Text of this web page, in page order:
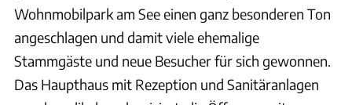
Wohnmobilpark am See einen ganz besonderen Ton
angeschlagen und damit viele ehemalige
Stammgäste und neue Besucher für sich gewonnen.
Das Haupthaus mit Rezeption und Sanitäranlagen